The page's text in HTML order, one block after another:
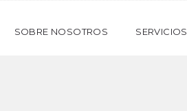
SOBRE NOSOTROS SERVICIOS